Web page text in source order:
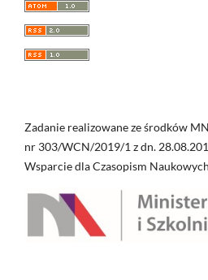
Zadanie realizowane ze środków
nr 303/WCN/2019/1 z dn.
Wsparcie dla Czasopism Naukowych